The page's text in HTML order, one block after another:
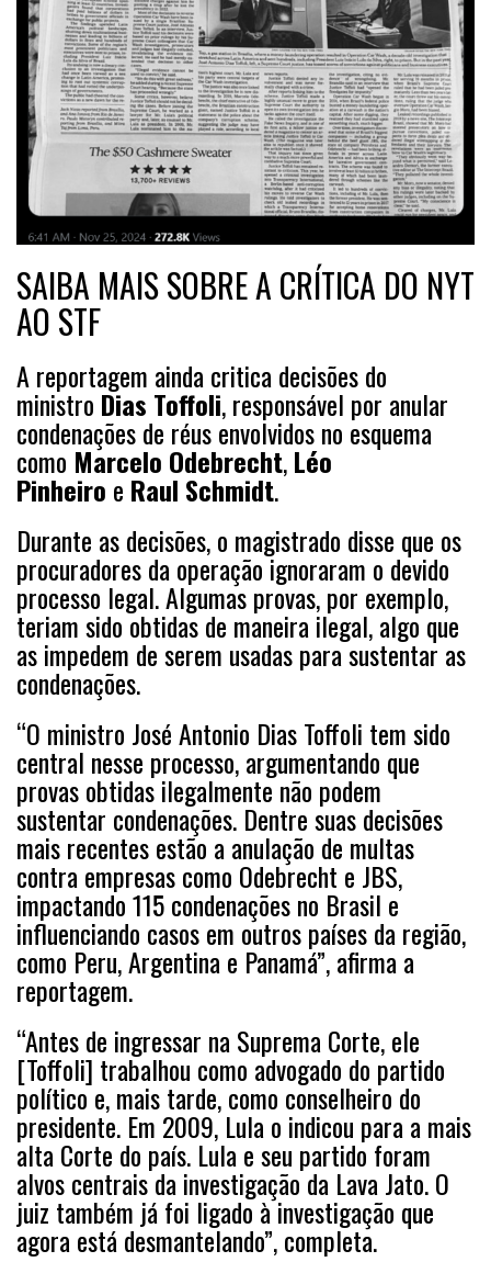
SAIBA MAIS SOBRE A CRÍTICA DO NYT
AO STF
A reportagem ainda critica decisões do
ministro Dias Toffoli, responsável por anular
condenações de réus envolvidos no esquema
como Marcelo Odebrecht,Léo
Pinheiro e Raul Schmidt.
Durante as decisões, o magistrado disse que os
procuradores da operação ignoraram o devido
processo legal. Algumas provas, por exemplo,
teriam sido obtidas de maneira ilegal, algo que
as impedem de serem usadas para sustentar as
condenações.
“O ministro José Antonio Dias Toffoli tem sido
central nesse processo, argumentando que
provas obtidas ilegalmente não podem
sustentar condenações. Dentre suas decisões
mais recentes estão a anulação de multas
contra empresas como Odebrecht e JBS,
impactando 115 condenações no Brasil e
influenciando casos em outros países da região,
como Peru, Argentina e Panamá”, afirma a
reportagem.
“Antes de ingressar na Suprema Corte, ele
[Toffoli] trabalhou como advogado do partido
político e, mais tarde, como conselheiro do
presidente. Em 2009, Lula o indicou para a mais
alta Corte do país. Lula e seu partido foram
alvos centrais da investigação da Lava Jato. O
juiz também já foi ligado à investigação que
agora está desmantelando”, completa.